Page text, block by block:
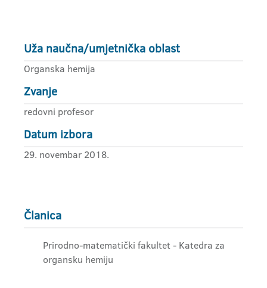
Uža naučna/umjetnička oblast
Organska hemija
Zvanje
redovni profesor
Datum izbora
29. novembar 2018.
Članica
Prirodno-matematički fakultet - Katedra za
organsku hemiju